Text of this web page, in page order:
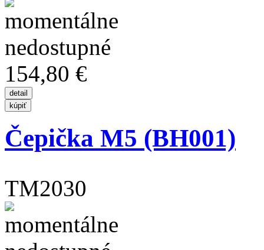
154,80 €
Čepička M5 (BH001)
TM2030